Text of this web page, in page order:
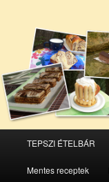
Tovább
az
Tovább
a
TEPSZI ÉTELBÁR
Mentes receptek